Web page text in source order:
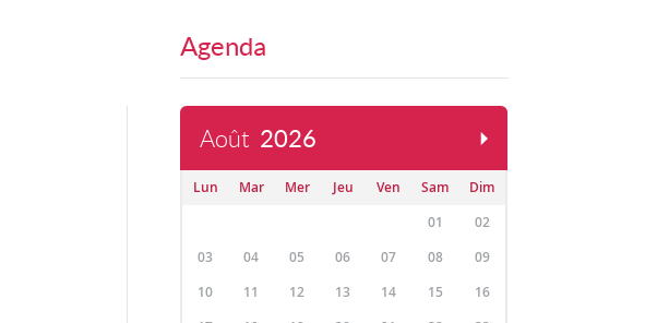
Agenda
Août 2026
Lun Mar Mer Jeu Ven Sam
Dim
01
02
03
04 05 06 07 08
09
10
11 12 13 14 15
16